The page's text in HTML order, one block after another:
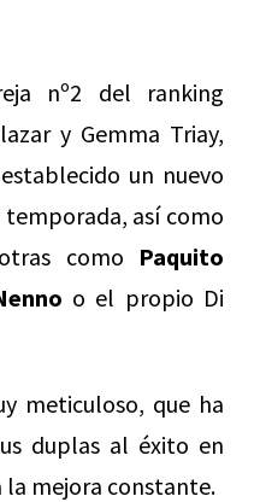
nº2 del ranking
y Gemma Triay,
un nuevo
así como
como Paquito
o el propio Di
meticuloso, que ha
duplas al éxito en
la mejora constante.